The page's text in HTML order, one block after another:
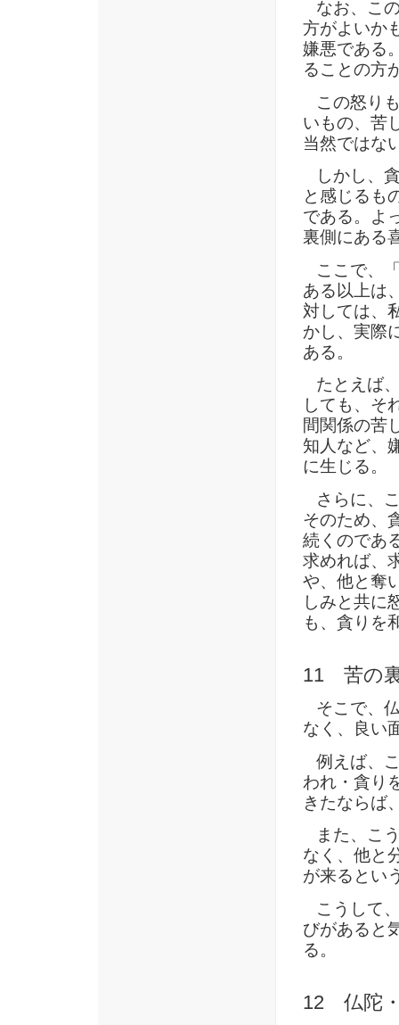
なお、こ
方がよいか
嫌悪である
ることの方
この怒り
いもの、苦
当然ではな
しかし、
と感じるも
である。よ
裏側にある
ここで、
ある以上は
対しては、
かし、実際
ある。
たとえば
しても、そ
間関係の苦
知人など、
に生じる。
さらに、
そのため、
続くのであ
求めれば、
や、他と奪
しみと共に
も、貪りを
11 苦の
そこで、
なく、良い
例えば、
われ・貪り
きたならば
また、こ
なく、他と
が来るとい
こうして
びがあると
る。
12 仏陀